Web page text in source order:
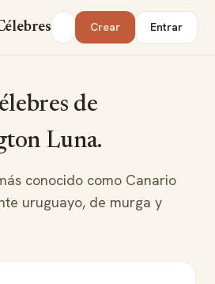
Buscar Crear Entrar
de
Luna.
conocido como Canario
uruguayo, de murga y